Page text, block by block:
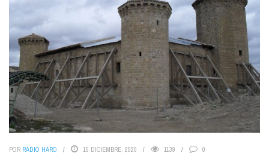
POR RADIO HARO 15 DICIEMBRE, 2020 1139 0